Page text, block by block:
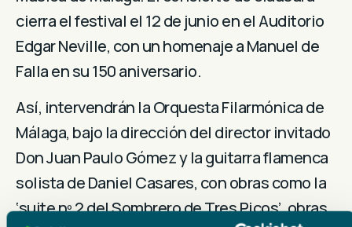
cierra el festival el 12 de junio en el Auditorio
Edgar Neville, con un homenaje a Manuel de
Falla en su 150 aniversario.
Así, intervendrán la Orquesta Filarmónica de
Málaga, bajo la dirección del director invitado
Don Juan Paulo Gómez y la guitarra flamenca
solista de Daniel Casares, con obras como la
‘suite nº 2 del Sombrero de Tres Picos’, obras